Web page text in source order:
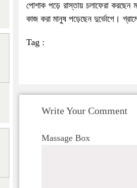
পোশাক পড়ে রাস্তায় চলাফেরা করছেন
কাজ করা মানুষ পড়েছেন দুর্ভোগে।
Tag :
Write Your Comment
Massage Box